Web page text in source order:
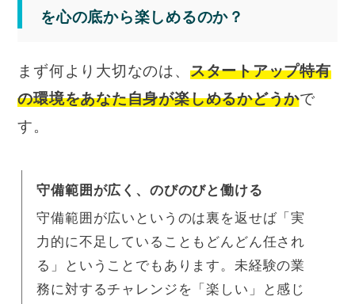
を心の底から楽しめるのか？
まず何より大切なのは、 スタートアップ特有
の環境をあなた自身が楽しめるかどうかで
す。
守備範囲が広く、のびのびと働ける
守備範囲が広いというのは裏を返せば「実
力的に不足していることもどんどん任され
る」ということでもあります。未経験の業
務に対するチャレンジを「楽しい」と感じ